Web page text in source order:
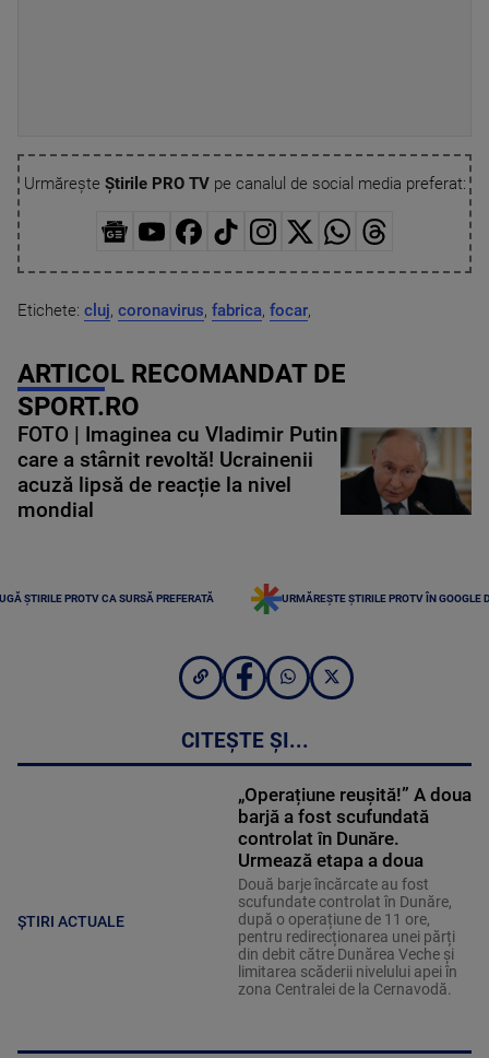
Urmărește Știrile PRO TVpe canalul de social media preferat:
Etichete: cluj, coronavirus, fabrica, focar,
ARTICOL RECOMANDAT DE
SPORT.RO
FOTO | Imaginea cu Vladimir Putin
care a stârnit revoltă! Ucrainenii
acuză lipsă de reacție la nivel
mondial
ȘTIRILE PROTV CA SURSĂ PREFERATĂ URMĂREȘTE ȘTIRILE PROTV ÎN GOOGLE
CITEȘTE ȘI...
ȘTIRI ACTUALE
„Operațiune reușită!” A doua
barjă a fost scufundată
controlat în Dunăre.
Urmează etapa a doua
Două barje încărcate au fost
scufundate controlat în Dunăre,
după o operațiune de 11 ore,
pentru redirecționarea unei părți
din debit către Dunărea Veche și
limitarea scăderii nivelului apei în
zona Centralei de la Cernavodă.